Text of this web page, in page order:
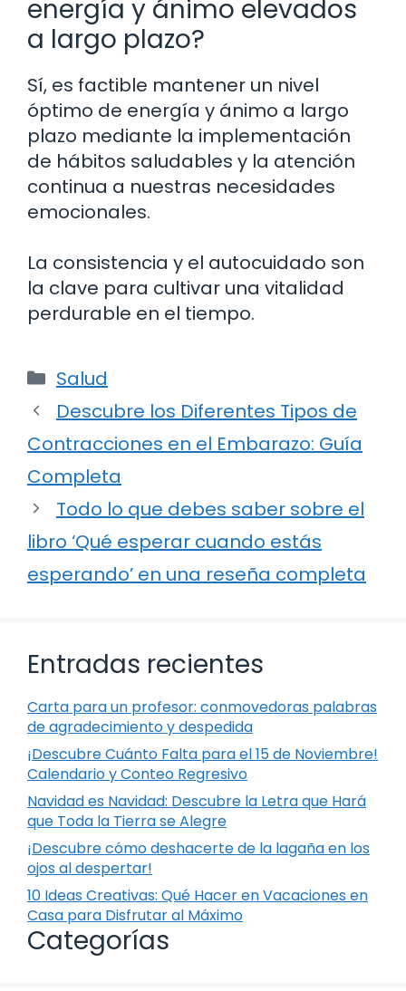
energía y ánimo elevados
a largo plazo?
Sí, es factible mantener un nivel
óptimo de energía y ánimo a largo
plazo mediante la implementación
de hábitos saludables y la atención
continua a nuestras necesidades
emocionales.
La consistencia y el autocuidado son
la clave para cultivar una vitalidad
perdurable en el tiempo.
Categorías
Salud
Descubre los Diferentes Tipos de
Contracciones en el Embarazo: Guía
Completa
Todo lo que debes saber sobre el
libro ‘Qué esperar cuando estás
esperando’ en una reseña completa
Entradas recientes
Carta para un profesor: conmovedoras palabras
de agradecimiento y despedida
¡Descubre Cuánto Falta para el 15 de Noviembre!
Calendario y Conteo Regresivo
Navidad es Navidad: Descubre la Letra que Hará
que Toda la Tierra se Alegre
¡Descubre cómo deshacerte de la lagaña en los
ojos al despertar!
10 Ideas Creativas: Qué Hacer en Vacaciones en
Casa para Disfrutar al Máximo
Categorías